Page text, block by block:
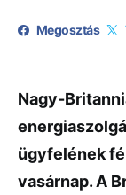
Megosztás
Nagy-
ügyfelének
vasárnap. A